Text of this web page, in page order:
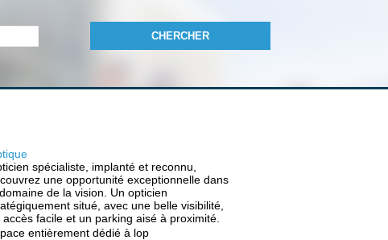
spécialiste, implanté et reconnu,
une opportunité exceptionnelle dans
de la vision. Un opticien
situé, avec une belle visibilité,
accès facile et un parking aisé à proximité.
entièrement dédié à lop